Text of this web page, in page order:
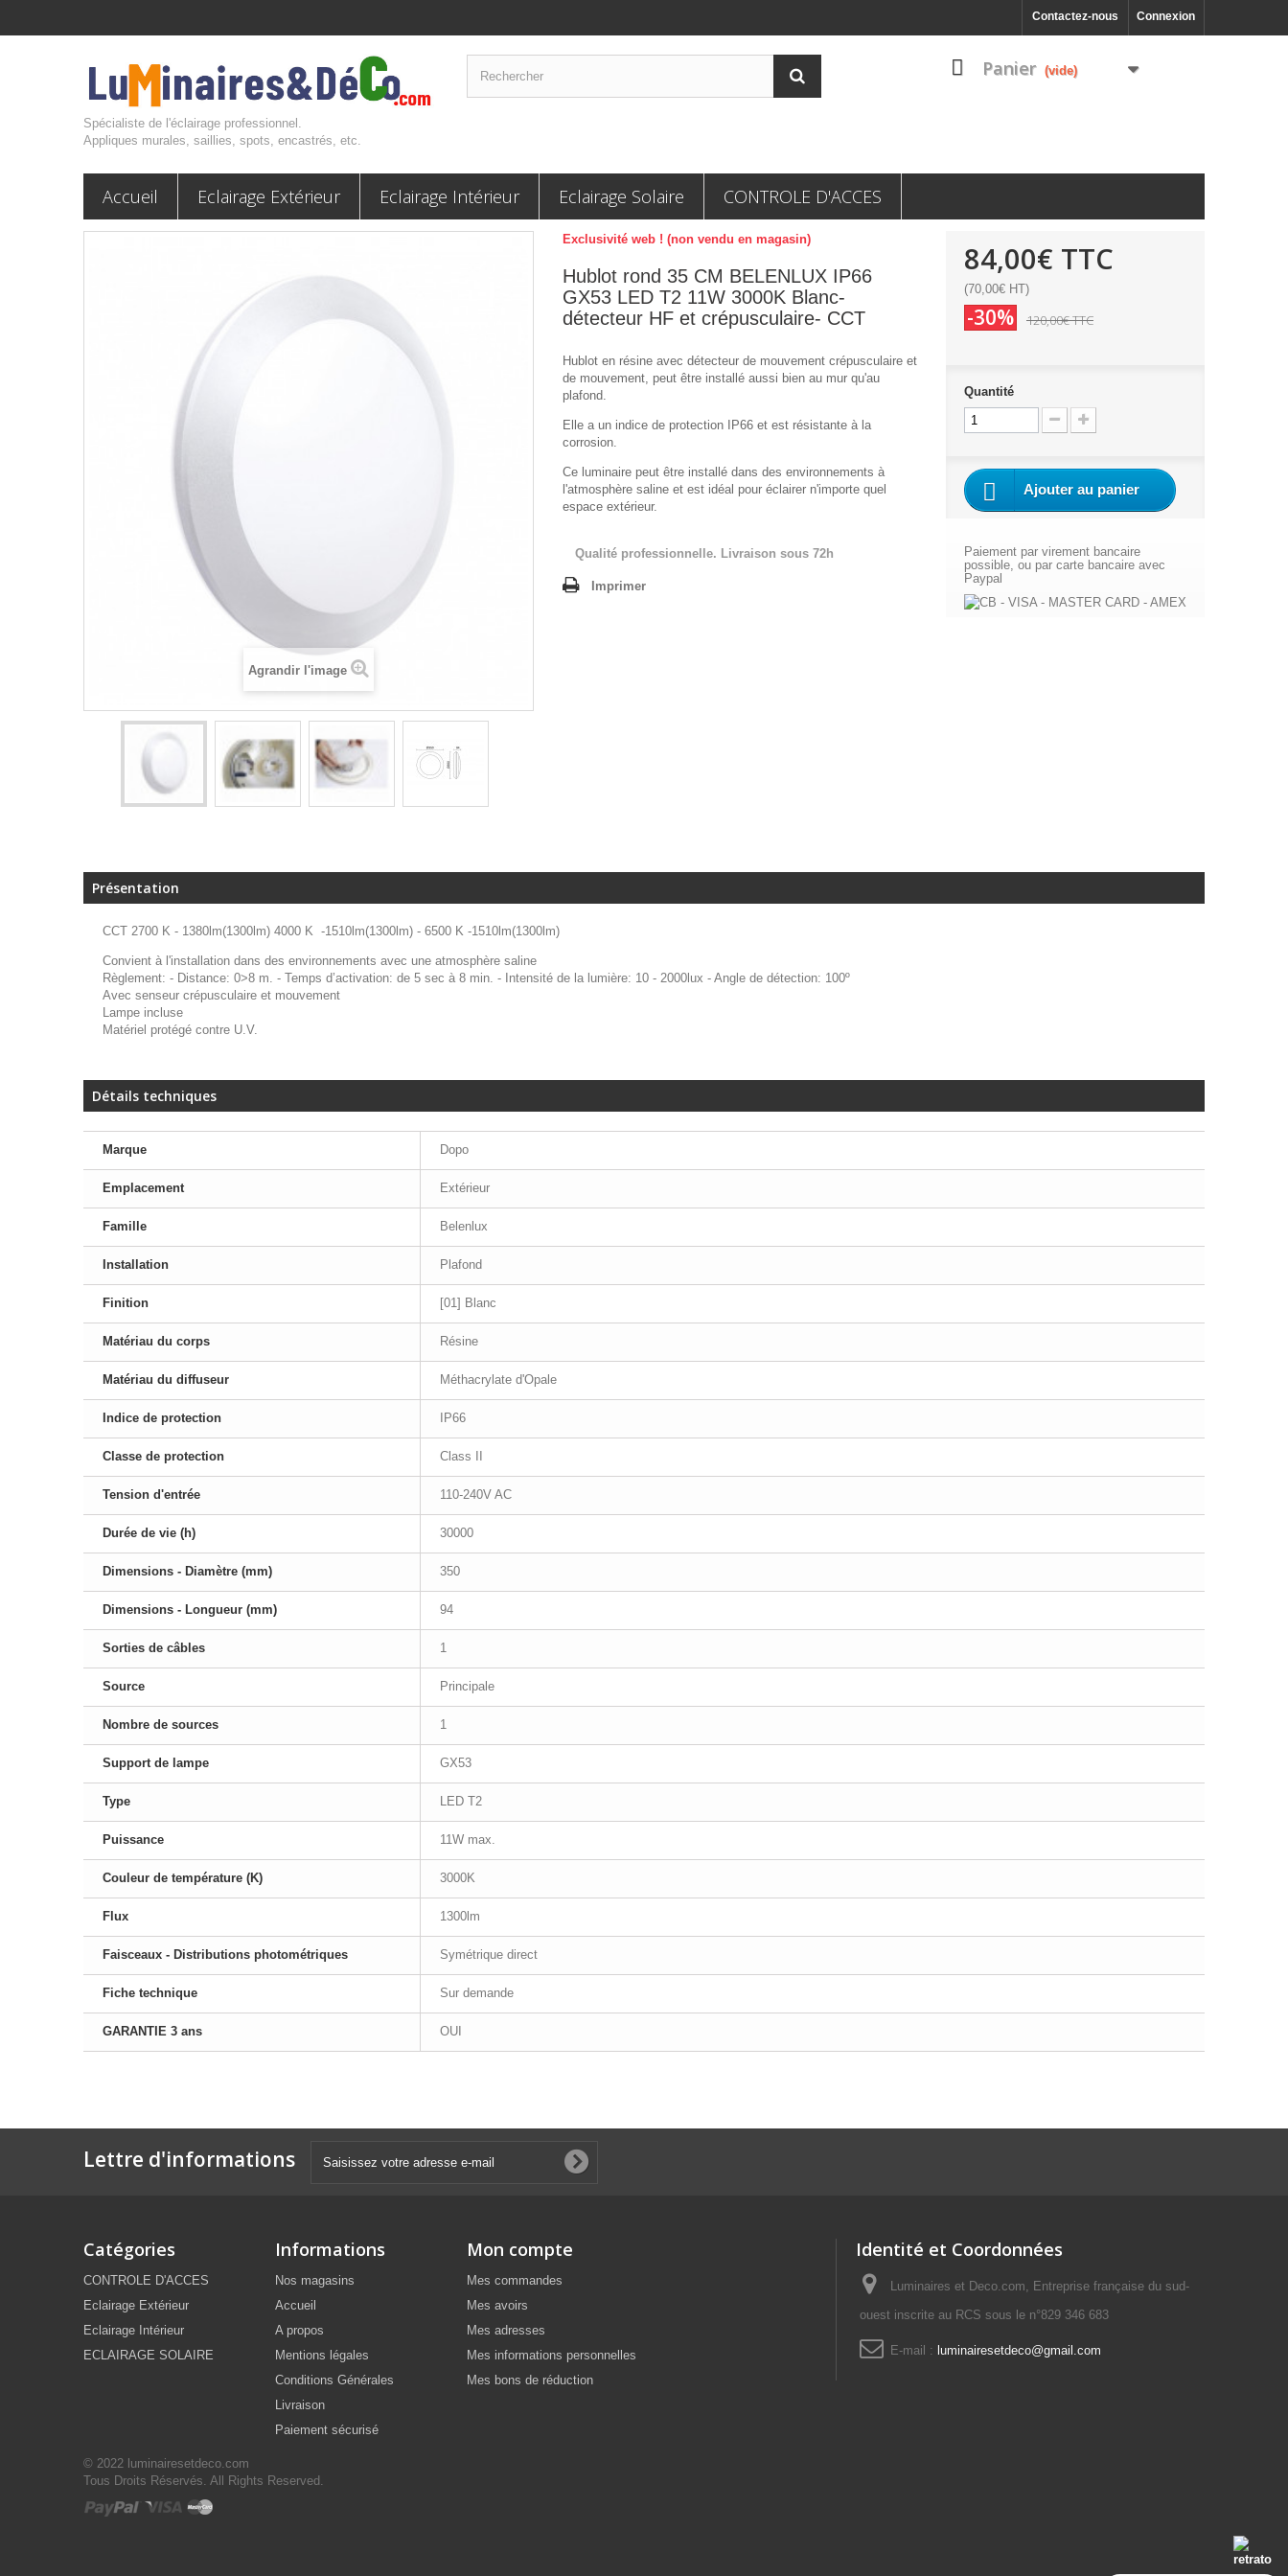
Connexion
Contactez-nous
Spécialiste de l'éclairage professionnel.
Appliques murales, saillies, spots, encastrés, etc.
Panier (vide)
Accueil Eclairage Extérieur Eclairage Intérieur Eclairage Solaire CONTROLE D'ACCES
Agrandir l'image
Exclusivité web ! (non vendu en magasin)
Hublot rond 35 CM BELENLUX IP66
GX53 LED T2 11W 3000K Blanc-
détecteur HF et crépusculaire- CCT
Hublot en résine avec détecteur de mouvement crépusculaire et
de mouvement, peut être installé aussi bien au mur qu'au
plafond.
Elle a un indice de protection IP66 et est résistante à la
corrosion.
Ce luminaire peut être installé dans des environnements à
l'atmosphère saline et est idéal pour éclairer n'importe quel
espace extérieur.
Qualité professionnelle. Livraison sous 72h
Imprimer
84,00€ TTC
(70,00€ HT)
-30% 120,00€TTC
Quantité
Ajouter au panier
Paiement par virement bancaire
possible, ou par carte bancaire avec
Paypal
Présentation
CCT 2700 K - 1380lm(1300lm) 4000 K -1510lm(1300lm) - 6500 K -1510lm(1300lm)
Convient à l'installation dans des environnements avec une atmosphère saline
Règlement: - Distance: 0>8 m. - Temps d’activation: de 5 sec à 8 min. - Intensité de la lumière: 10 - 2000lux - Angle de détection: 100º
Avec senseur crépusculaire et mouvement
Lampe incluse
Matériel protégé contre U.V.
Détails techniques
Marque Dopo
Emplacement Extérieur
Famille Belenlux
Installation Plafond
Finition [01] Blanc
Matériau du corps Résine
Matériau du diffuseur Méthacrylate d'Opale
Indice de protection IP66
Classe de protection Class II
Tension d'entrée 110-240V AC
Durée de vie (h) 30000
Dimensions - Diamètre (mm) 350
Dimensions - Longueur (mm) 94
Sorties de câbles 1
Source Principale
Nombre de sources 1
Support de lampe GX53
Type LED T2
Puissance 11W max.
Couleur de température (K) 3000K
Flux 1300lm
Faisceaux - Distributions photométriques Symétrique direct
Fiche technique Sur demande
GARANTIE 3 ans OUI
Lettre d'informations
Catégories
CONTROLE D'ACCES
Eclairage Extérieur
Eclairage Intérieur
ECLAIRAGE SOLAIRE
Informations
Nos magasins
Accueil
A propos
Mentions légales
Conditions Générales
Livraison
Paiement sécurisé
Mon compte
Mes commandes
Mes avoirs
Mes adresses
Mes informations personnelles
Mes bons de réduction
Identité et Coordonnées
Luminaires et Deco.com, Entreprise française du sud-
ouest inscrite au RCS sous le n°829 346 683
E-mail : luminairesetdeco@gmail.com
© 2022 luminairesetdeco.com
Tous Droits Réservés. All Rights Reserved.